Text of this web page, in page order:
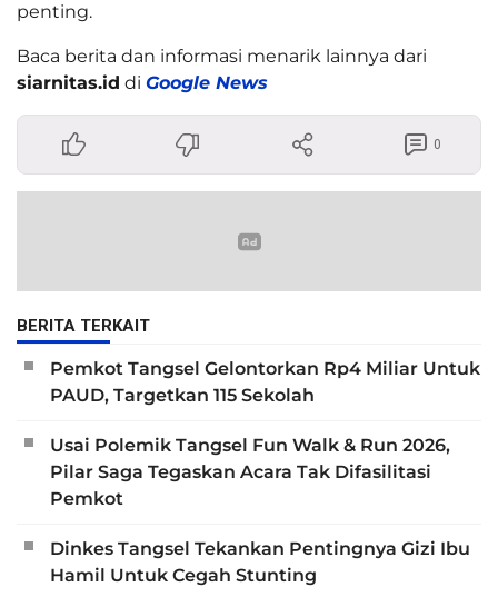
penting.
Baca berita dan informasi menarik lainnya dari
siarnitas.id di Google News
0
BERITA TERKAIT
Pemkot Tangsel Gelontorkan Rp4 Miliar Untuk
PAUD, Targetkan 115 Sekolah
Usai Polemik Tangsel Fun Walk & Run 2026,
Pilar Saga Tegaskan Acara Tak Difasilitasi
Pemkot
Dinkes Tangsel Tekankan Pentingnya Gizi Ibu
Hamil Untuk Cegah Stunting